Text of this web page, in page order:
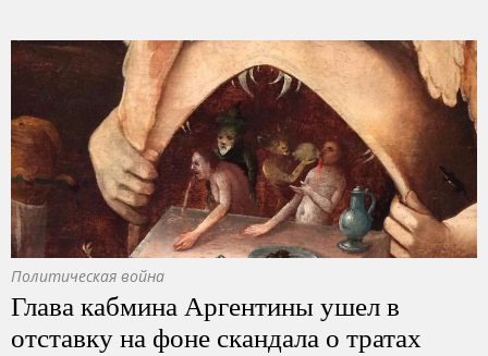
Политическая война
Глава кабмина Аргентины ушел в
отставку на фоне скандала о тратах